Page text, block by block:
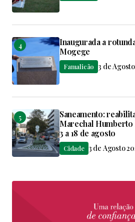
Inaugurada a
Mogege
Famalicão 3 de Agosto
Saneamento:
Marechal
3 a 18 de agosto
Cidade 3 de Agosto